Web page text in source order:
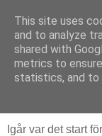
tisdag 18
Igår var det start
This site uses
and to analyze
shared with
metrics to
statistics, and to